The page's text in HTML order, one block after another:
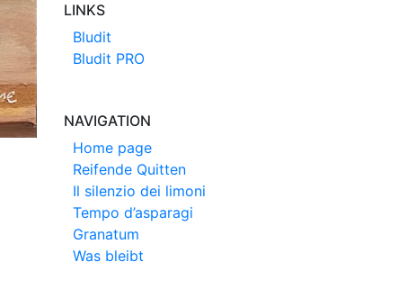
LINKS
Bludit
Bludit PRO
NAVIGATION
Home page
Reifende Quitten
Il silenzio dei limoni
Tempo d’asparagi
Granatum
Was bleibt